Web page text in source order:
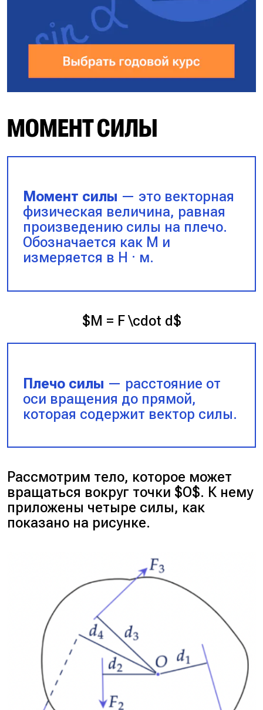
МОМЕНТ СИЛЫ
Момент силы — это векторная
физическая величина, равная
произведению силы на плечо.
Обозначается как M и
измеряется в Н · м.
$M = F \cdot d$
Плечо силы — расстояние от
оси вращения до прямой,
которая содержит вектор силы.
Рассмотрим тело, которое может
вращаться вокруг точки $O$. К нему
приложены четыре силы, как
показано на рисунке.